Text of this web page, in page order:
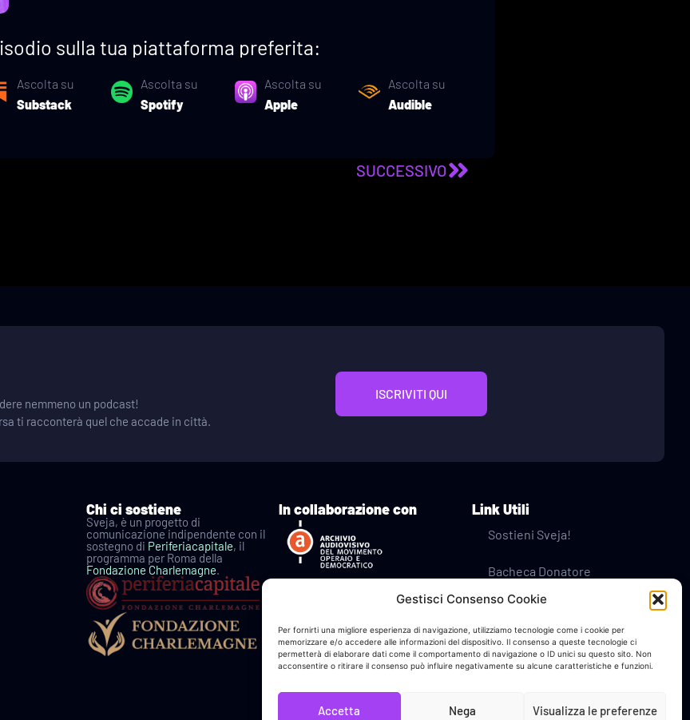
Gestisci Consenso Cookie
Per fornirti una migliore esperienza di navigazione, utilizziamo tecnologie come i cookie per
memorizzare e/o accedere alle informazioni del dispositivo. Il consenso a queste tecnologie ci
permetterà di elaborare dati come il comportamento di navigazione o ID unici su questo sito. Non
acconsentire o ritirare il consenso può influire negativamente su alcune caratteristiche e funzioni.
Accetta Nega Visualizza le preferenze
sulla tua piattaforma preferita:
Ascolta su
Substack
Ascolta su
Spotify
Ascolta su
Apple
Ascolta su
Audible
SUCCESSIVO
nemmeno un podcast!
ti racconterà quel che accade in città.
ISCRIVITI QUI
Chi ci sostiene
Sveja, è un progetto di
comunicazione indipendente con il
sostegno di Periferiacapitale, il
programma per Roma della
Fondazione Charlemagne.
In collaborazione con Link Utili
Sostieni Sveja!
Bacheca Donatore
Contatti
Privacy Policy